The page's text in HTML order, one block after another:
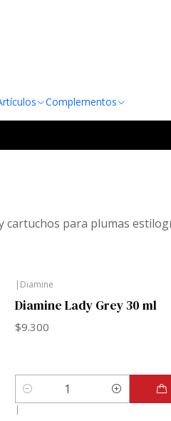
Complementos
para plumas
| Diamine
Diamine Lady Grey 30 ml
$9.300
Cantidad
|